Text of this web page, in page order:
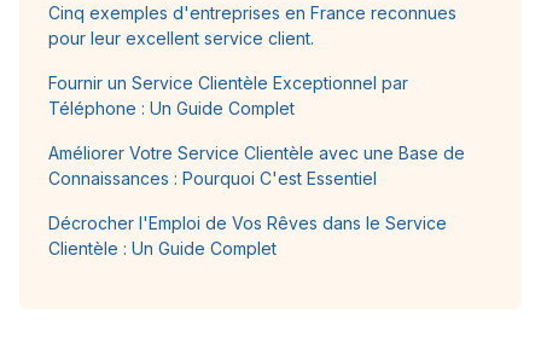
Cinq exemples d'entreprises en France reconnues
pour leur excellent service client.
Fournir un Service Clientèle Exceptionnel par
Téléphone : Un Guide Complet
Améliorer Votre Service Clientèle avec une Base de
Connaissances : Pourquoi C'est Essentiel
Décrocher l'Emploi de Vos Rêves dans le Service
Clientèle : Un Guide Complet